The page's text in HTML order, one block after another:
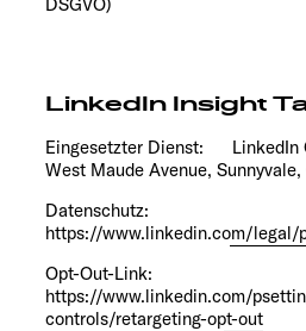
LinkedIn Insight
Eingesetzter Dienst: LinkedIn
West Maude Avenue,
Datenschutz:
https://www.linkedin.com/legal/
Opt-Out-Link:
https://www.linkedin.com/
controls/retargeting-opt-out